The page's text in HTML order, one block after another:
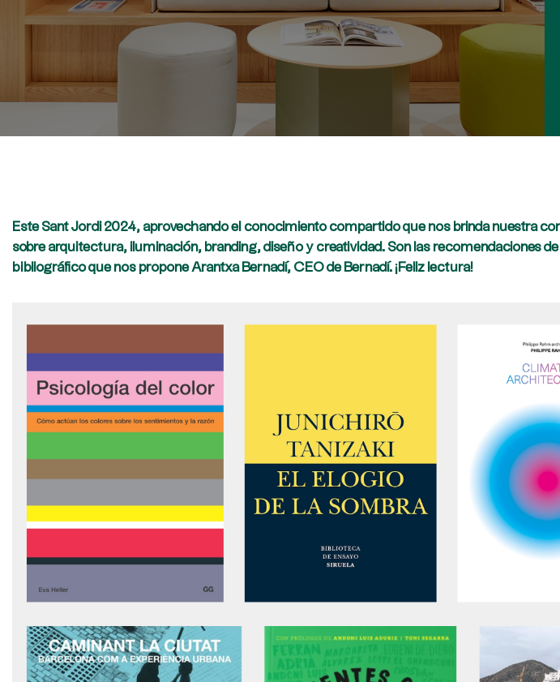
Este Sant Jordi 2024, aprovechando el conocimiento compartido que nos brinda nuestra
sobre arquitectura, iluminación, branding, diseño y creatividad. Son las recomendaciones
bibliográfico que nos propone Arantxa Bernadí, CEO de Bernadí. ¡Feliz lectura!